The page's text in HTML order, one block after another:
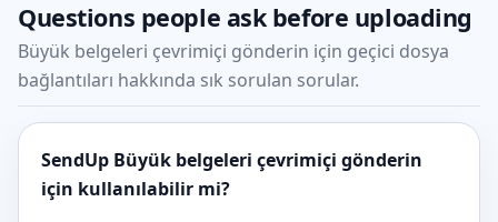
Questions people ask before uploading
Büyük belgeleri çevrimiçi gönderin için geçici dosya
bağlantıları hakkında sık sorulan sorular.
SendUp Büyük belgeleri çevrimiçi gönderin
için kullanılabilir mi?